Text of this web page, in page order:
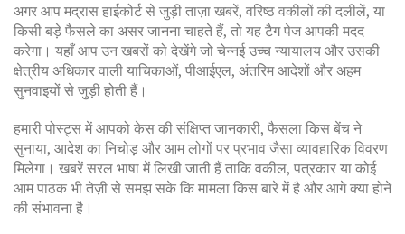
अगर आप मद्रास हाईकोर्ट से जुड़ी ताज़ा खबरें, वरिष्ठ वकीलों की दलीलें, या
किसी बड़े फैसले का असर जानना चाहते हैं, तो यह टैग पेज आपकी मदद
करेगा। यहाँ आप उन खबरों को देखेंगे जो चेन्नई उच्च न्यायालय और उसकी
क्षेत्रीय अधिकार वाली याचिकाओं, पीआईएल, अंतरिम आदेशों और अहम
सुनवाइयों से जुड़ी होती हैं।
हमारी पोस्ट्स में आपको केस की संक्षिप्त जानकारी, फैसला किस बेंच ने
सुनाया, आदेश का निचोड़ और आम लोगों पर प्रभाव जैसा व्यावहारिक विवरण
मिलेगा। खबरें सरल भाषा में लिखी जाती हैं ताकि वकील, पत्रकार या कोई
आम पाठक भी तेज़ी से समझ सके कि मामला किस बारे में है और आगे क्या होने
की संभावना है।